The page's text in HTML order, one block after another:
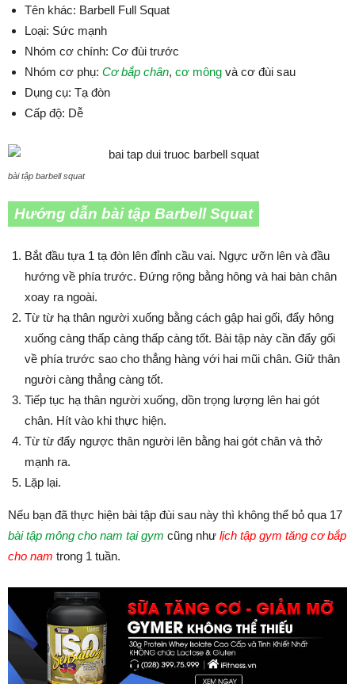
Tên khác: Barbell Full Squat
Loại: Sức mạnh
Nhóm cơ chính: Cơ đùi trước
Nhóm cơ phụ: Cơ bắp chân, cơ mông và cơ đùi sau
Dụng cụ: Tạ đòn
Cấp độ: Dễ
bài tập barbell squat
Hướng dẫn bài tập Barbell Squat
Bắt đầu tựa 1 tạ đòn lên đỉnh cầu vai. Ngực ưỡn lên và đầu
hướng về phía trước. Đứng rộng bằng hông và hai bàn chân
xoay ra ngoài.
Từ từ hạ thân người xuống bằng cách gập hai gối, đẩy hông
xuống càng thấp càng thấp càng tốt. Bài tập này cần đẩy gối
về phía trước sao cho thẳng hàng với hai mũi chân. Giữ thân
người càng thẳng càng tốt.
Tiếp tục hạ thân người xuống, dồn trọng lượng lên hai gót
chân. Hít vào khi thực hiện.
Từ từ đẩy ngược thân người lên bằng hai gót chân và thở
mạnh ra.
Lặp lại.
Nếu bạn đã thực hiện bài tập đùi sau này thì không thể bỏ qua 17
bài tập mông cho nam tại gym cũng như lịch tập gym tăng cơ bắp
cho nam trong 1 tuần.